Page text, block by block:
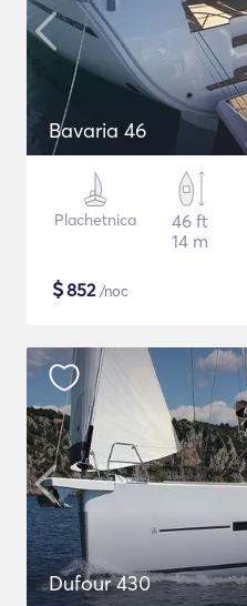
Bavaria 46
Plachetnica
46 ft
14 m
$852/noc
Dufour 430